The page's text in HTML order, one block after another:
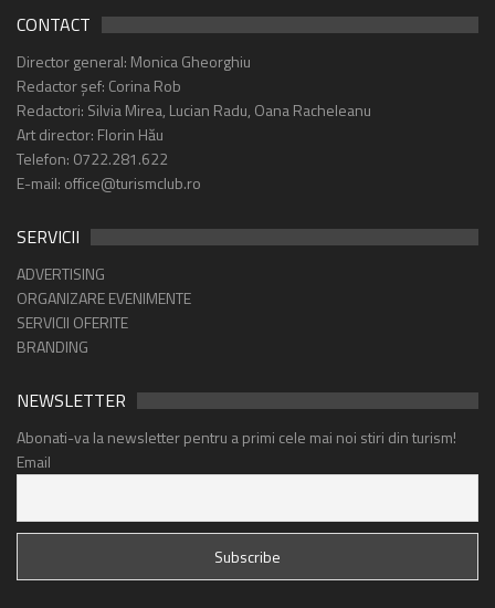
CONTACT
Director general: Monica Gheorghiu
Redactor șef: Corina Rob
Redactori: Silvia Mirea, Lucian Radu, Oana Racheleanu
Art director: Florin Hău
Telefon: 0722.281.622
E-mail: office@turismclub.ro
SERVICII
ADVERTISING
ORGANIZARE EVENIMENTE
SERVICII OFERITE
BRANDING
NEWSLETTER
Abonati-va la newsletter pentru a primi cele mai noi stiri din turism!
Email